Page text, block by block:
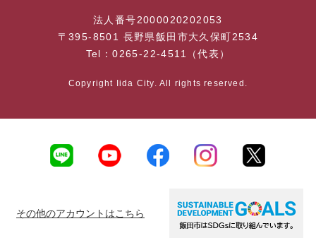
法人番号2000020202053
〒395-8501 長野県飯田市大久保町2534
Tel：0265-22-4511（代表）
Copyright Iida City. All rights reserved.
その他のアカウントはこちら